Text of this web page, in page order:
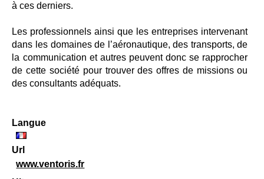
à ces derniers.
Les professionnels ainsi que les entreprises intervenant
dans les domaines de l’aéronautique, des transports, de
la communication et autres peuvent donc se rapprocher
de cette société pour trouver des offres de missions ou
des consultants adéquats.
Langue
Url
www.ventoris.fr